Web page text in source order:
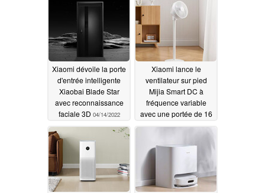
04/15/2022
Xiaomi dévoile la porte
d'entrée intelligente
Xiaobai Blade Star
avec reconnaissance
faciale 3D 04/14/2022
Xiaomi lance le
ventilateur sur pied
Mijia Smart DC à
fréquence variable
avec une portée de 16
m04/14/2022